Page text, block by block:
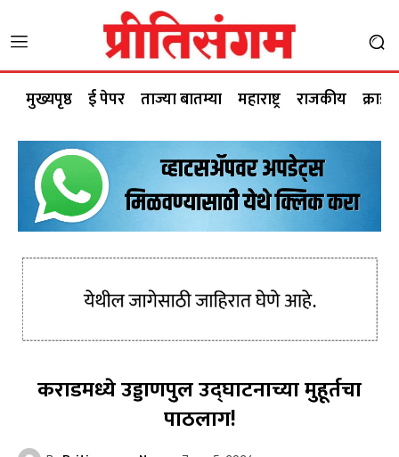
मुख्यपृष्ठ ई पेपर ताज्या बातम्या महाराष्ट्र राजकीय क्राईम
कराडमध्ये उड्डाणपुल उद्घाटनाच्या मुहूर्तचा
पाठलाग!